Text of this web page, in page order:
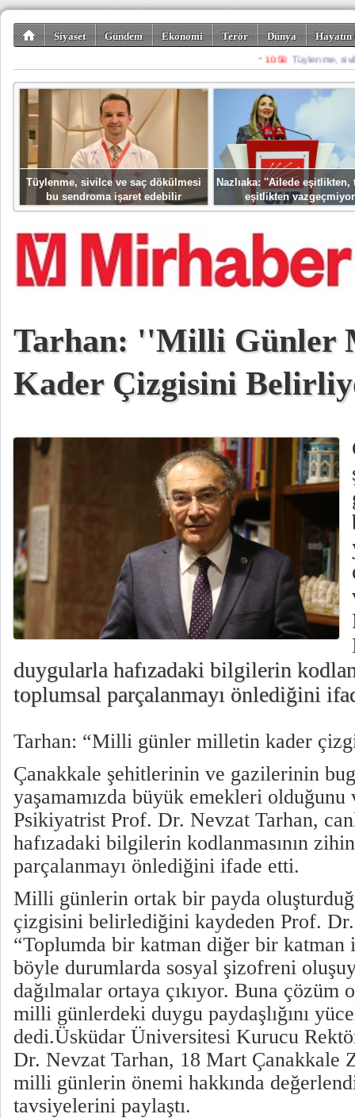
Siyaset Gündem Ekonomi Terör Dünya
Spor Misafir
Tüylenme, sivilce ve saç dökülmesi
bu sendroma işaret edebilir
Nazlıaka: ''Ailede eşitlikten,
eşitlikten
Tarhan: ''Milli Günler
Kader Çizgisini
duygularla hafızadaki bilgilerin
toplumsal parçalanmayı önlediğini
Tarhan: “Milli günler milletin kader
Çanakkale şehitlerinin ve gazilerinin
yaşamamızda büyük emekleri olduğunu
Psikiyatrist Prof. Dr. Nevzat Tarhan,
hafızadaki bilgilerin kodlanmasının
parçalanmayı önlediğini ifade etti.
Milli günlerin ortak bir payda
çizgisini belirlediğini kaydeden Prof.
“Toplumda bir katman diğer bir katman
böyle durumlarda sosyal şizofreni
dağılmalar ortaya çıkıyor. Buna çözüm
milli günlerdeki duygu paydaşlığını
dedi.Üsküdar Üniversitesi Kurucu
Dr. Nevzat Tarhan, 18 Mart Çanakkale
milli günlerin önemi hakkında
tavsiyelerini paylaştı.